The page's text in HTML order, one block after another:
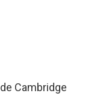
Cambridge